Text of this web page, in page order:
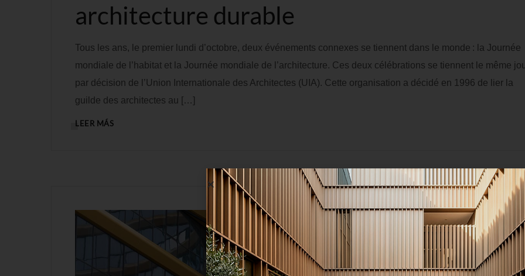
architecture durable
Tous les ans, le premier lundi d’octobre, deux événements connexes se tiennent dans le monde : la Journée
mondiale de l’habitat et la Journée mondiale de l’architecture. Ces deux célébrations se tiennent le même
par décision de l’Union Internationale des Architectes (UIA). Cette organisation a décidé en 1996 de lier la
guilde des architectes au […]
LEER MÁS